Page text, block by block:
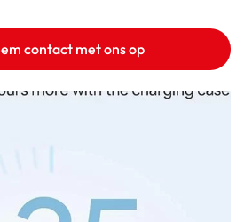
contact met ons op